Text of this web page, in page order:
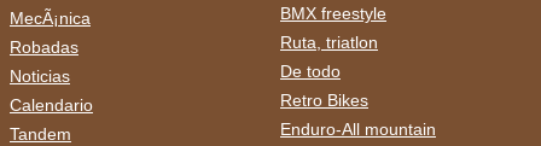
MecÃ¡nica
Robadas
Noticias
Calendario
Tandem
BMX freestyle
Ruta, triatlon
De todo
Retro Bikes
Enduro-All mountain